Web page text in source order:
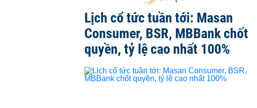
Lịch cổ tức tuần tới: Masan
Consumer, BSR, MBBank chốt
quyền, tỷ lệ cao nhất 100%